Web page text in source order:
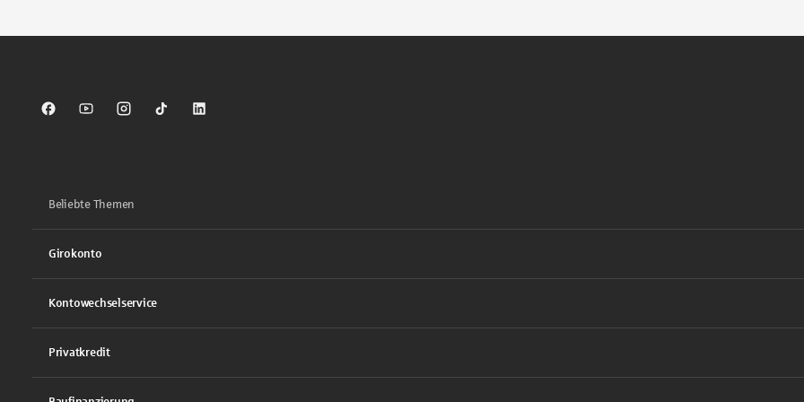
Sparkasse auf Facebook
Sparkasse auf Youtube
Sparkasse auf Instagram
Sparkasse auf TikTok
Sparkasse auf LinkedIn
Beliebte Themen
Girokonto
Kontowechselservice
Privatkredit